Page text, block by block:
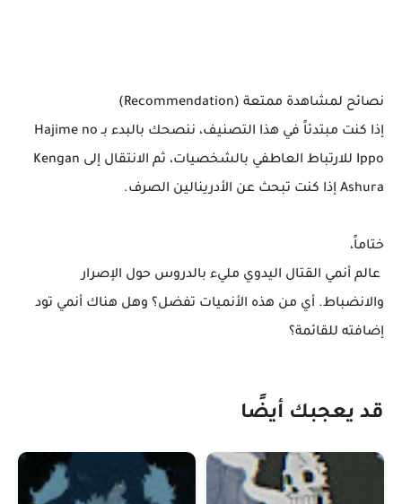
نصائح لمشاهدة ممتعة (Recommendation)
إذا كنت مبتدئاً في هذا التصنيف، ننصحك بالبدء بـ Hajime no
Ippo للارتباط العاطفي بالشخصيات، ثم الانتقال إلى Kengan
Ashura إذا كنت تبحث عن الأدرينالين الصرف.
ختاماً،
عالم أنمي القتال اليدوي مليء بالدروس حول الإصرار
والانضباط. أي من هذه الأنميات تفضل؟ وهل هناك أنمي تود
إضافته للقائمة؟
قد يعجبك أيضًا